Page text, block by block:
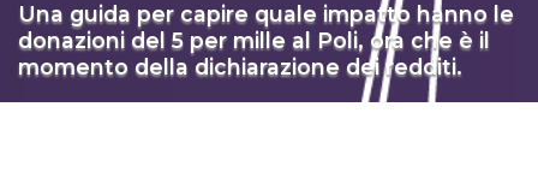
Una guida per capire quale impatto hanno le
donazioni del 5 per mille al Poli, ora che è il
momento della dichiarazione dei redditi.